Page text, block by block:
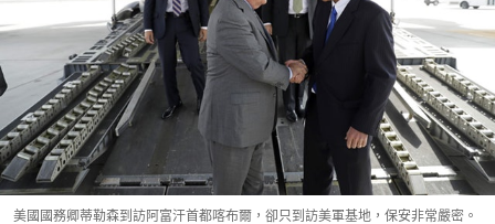
美國國務卿蒂勒森到訪阿富汗首都喀布爾，卻只到訪美軍基地，保安非常嚴密。